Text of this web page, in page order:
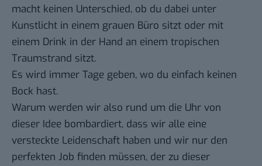
macht keinen Unterschied, ob du dabei unter
Kunstlicht in einem grauen Büro sitzt oder mit
einem Drink in der Hand an einem tropischen
Traumstrand sitzt.
Es wird immer Tage geben, wo du einfach keinen
Bock hast.
Warum werden wir also rund um die Uhr von
dieser Idee bombardiert, dass wir alle eine
versteckte Leidenschaft haben und wir nur den
perfekten Job finden müssen, der zu dieser